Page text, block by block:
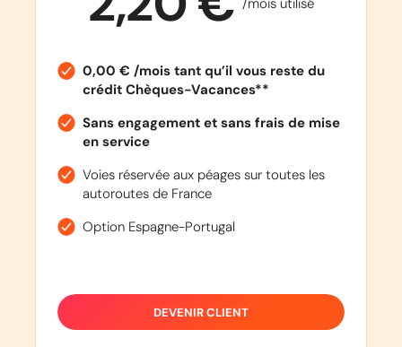
/mois utilisé
0,00 € /mois tant qu’il vous reste du
crédit Chèques-Vacances**
Sans engagement et sans frais de mise
en service
Voies réservée aux péages sur toutes les
autoroutes de France
Option Espagne-Portugal
DEVENIR CLIENT